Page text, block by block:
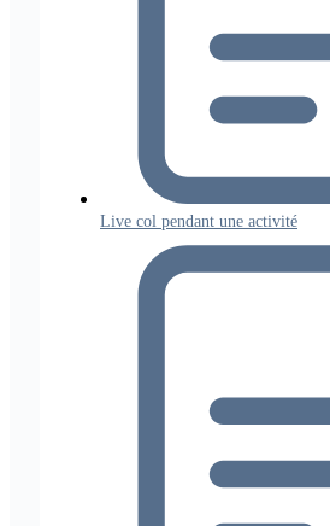
Live col pendant une activité